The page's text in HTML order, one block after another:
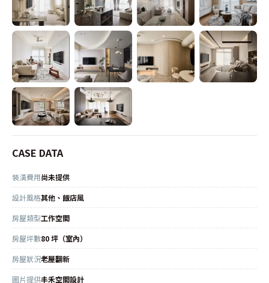
CASE DATA
裝潢費用尚未提供
設計風格其他、飯店風
房屋類型工作空間
房屋坪數80 坪（室內）
房屋狀況老屋翻新
圖片提供丰禾空間設計